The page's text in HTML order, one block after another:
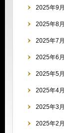
2025年9月
2025年8月
2025年7月
2025年6月
2025年5月
2025年4月
2025年3月
2025年2月